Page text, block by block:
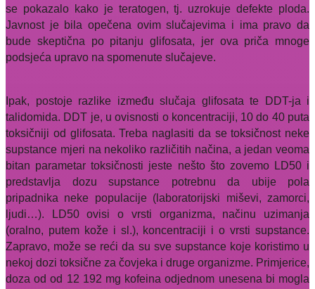
se pokazalo kako je teratogen, tj. uzrokuje defekte ploda.
Javnost je bila opečena ovim slučajevima i ima pravo da
bude skeptična po pitanju glifosata, jer ova priča mnoge
podsjeća upravo na spomenute slučajeve.
Ipak, postoje razlike između slučaja glifosata te DDT-ja i
talidomida. DDT je, u ovisnosti o koncentraciji, 10 do 40 puta
toksičniji od glifosata. Treba naglasiti da se toksičnost neke
supstance mjeri na nekoliko različitih načina, a jedan veoma
bitan parametar toksičnosti jeste nešto što zovemo LD50 i
predstavlja dozu supstance potrebnu da ubije pola
pripadnika neke populacije (laboratorijski miševi, zamorci,
ljudi…). LD50 ovisi o vrsti organizma, načinu uzimanja
(oralno, putem kože i sl.), koncentraciji i o vrsti supstance.
Zapravo, može se reći da su sve supstance koje koristimo u
nekoj dozi toksične za čovjeka i druge organizme. Primjerice,
doza od od 12 192 mg kofeina odjednom unesena bi mogla